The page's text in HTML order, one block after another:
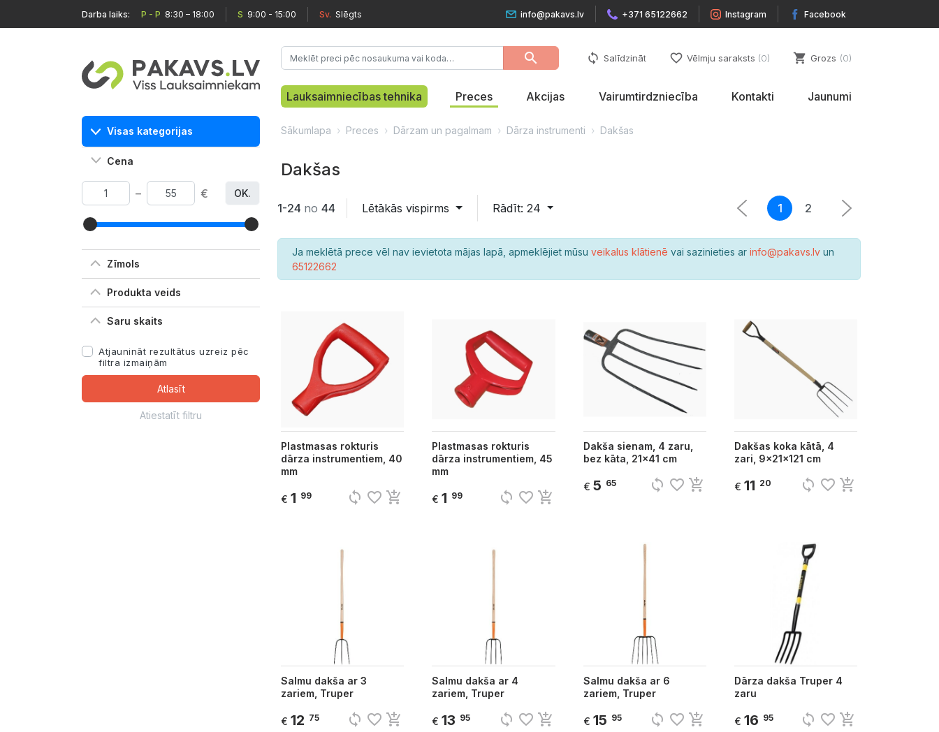
Darba laiks: P - P 8:30 – 18:00 S 9:00 - 15:00 Sv. Slēgts info@pakavs.lv +371 65122662 Instagram Facebook
search sync Salīdzināt favorite_border Vēlmju saraksts 0 shopping_cart Grozs 0
Lauksaimniecības tehnika Preces Akcijas Vairumtirdzniecība Kontakti Jaunumi
Visas kategorijas
Cena
– € OK.
Zīmols
Produkta veids
Saru skaits
Atjaunināt rezultātus uzreiz pēc
filtra izmaiņām
Atlasīt
Atiestatīt filtru
Sākumlapa Preces Dārzam un pagalmam Dārza instrumenti Dakšas
Dakšas
1-24 no 44 Lētākās vispirms Rādīt: 24 1 2
Ja meklētā prece vēl nav ievietota mājas lapā, apmeklējiet mūsu veikalus klātienē vai sazinieties ar info@pakavs.lv un
65122662
Plastmasas rokturis
dārza instrumentiem, 40
mm
€ 1 99 sync favorite_border add_shopping_cart
Plastmasas rokturis
dārza instrumentiem, 45
mm
€ 1 99 sync favorite_border add_shopping_cart
Dakša sienam, 4 zaru,
bez kāta, 21x41 cm
€ 5 65 sync favorite_border add_shopping_cart
Dakšas koka kātā, 4
zari, 9x21x121 cm
€ 11 20 sync favorite_border add_shopping_cart
Salmu dakša ar 3
zariem, Truper
€ 12 75 sync favorite_border add_shopping_cart
Salmu dakša ar 4
zariem, Truper
€ 13 95 sync favorite_border add_shopping_cart
Salmu dakša ar 6
zariem, Truper
€ 15 95 sync favorite_border add_shopping_cart
Dārza dakša Truper 4
zaru
€ 16 95 sync favorite_border add_shopping_cart